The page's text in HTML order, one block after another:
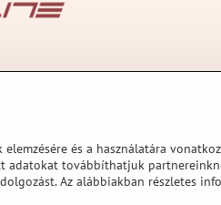
és a használatára
továbbíthatjuk
Az alábbiakban részletes